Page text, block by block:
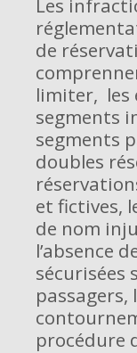
Les
de
limiter, les
segments
segments
doubles
et fictives,
de nom
l’absence
sécurisées
passagers,
procédure